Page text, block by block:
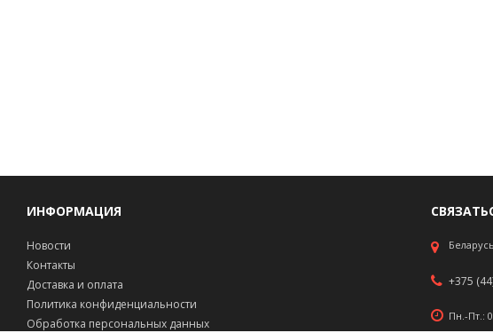
ИНФОРМАЦИЯ
Новости
Контакты
Доставка и оплата
Политика конфиденциальности
Обработка персональных данных
+375
Пн.-Пт.: